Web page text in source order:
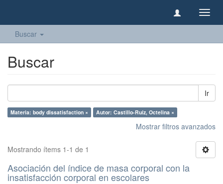
Buscar
Buscar
Ir
Materia: body dissatisfaction × Autor: Castillo-Ruíz, Octelina ×
Mostrar filtros avanzados
Mostrando ítems 1-1 de 1
Asociación del índice de masa corporal con la
insatisfacción corporal en escolares